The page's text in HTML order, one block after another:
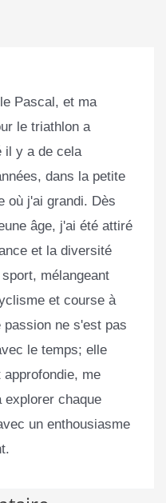
Pascal, et ma
le triathlon a
il y a de cela
dans la petite
où j'ai grandi. Dès
âge, j'ai été attiré
et la diversité
mélangeant
et course à
passion ne s'est pas
le temps; elle
me
explorer chaque
un enthousiasme